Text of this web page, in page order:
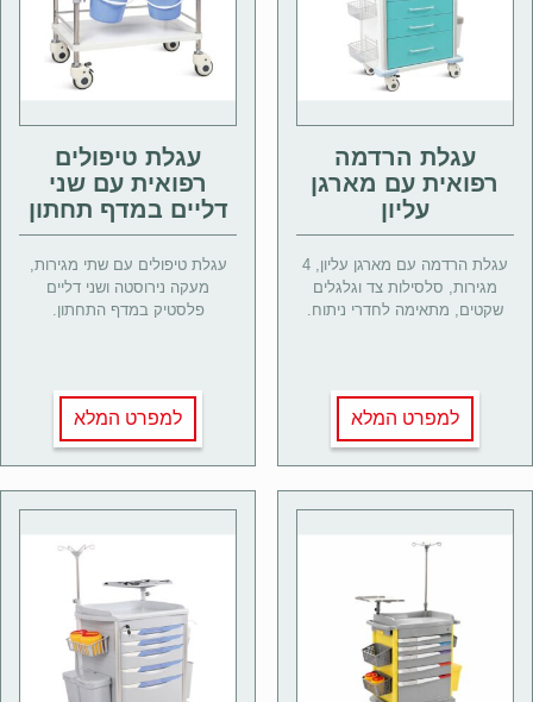
עגלת הרדמה
רפואית עם מארגן
עליון
עגלת הרדמה עם מארגן עליון, 4
מגירות, סלסילות צד וגלגלים
שקטים, מתאימה לחדרי ניתוח.
למפרט המלא
עגלת טיפולים
רפואית עם שני
דליים במדף תחתון
עגלת טיפולים עם שתי מגירות,
מעקה נירוסטה ושני דליים
פלסטיק במדף התחתון.
למפרט המלא